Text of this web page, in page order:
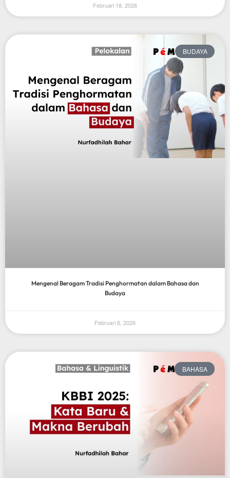
Februari 18, 2026
BUDAYA
Mengenal Beragam Tradisi Penghormatan dalam Bahasa dan
Budaya
Februari 6, 2026
BAHASA